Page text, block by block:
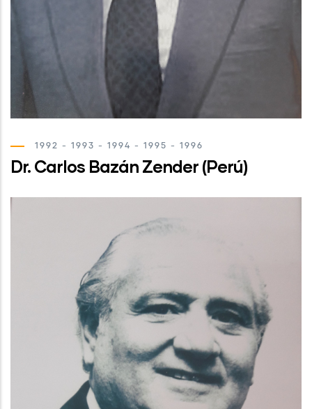
1992 - 1993 - 1994 - 1995 - 1996
Dr. Carlos Bazán Zender (Perú)